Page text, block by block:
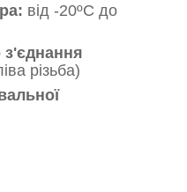
від -20ºС до
з'єднання
різьба)